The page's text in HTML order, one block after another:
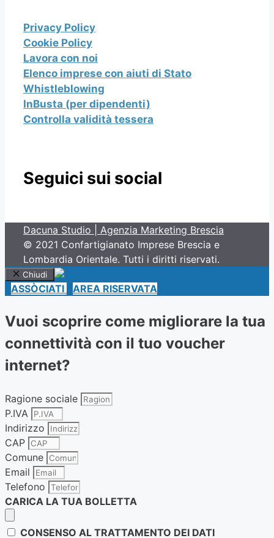
Privacy Policy
Cookie Policy
Lavora con noi
Elenco imprese con aiuti di Stato
Whistleblowing
InBusta (per dipendenti)
Controlla validità tessera
Seguici sui social
Dacuna Studio | Agenzia Marketing Brescia
© 2021 Confartigianato Imprese Brescia e
Lombardia Orientale. Tutti i diritti riservati.
Chiudi
ASSÒCIATI AREA RISERVATA
Vuoi scoprire come migliorare la tua
connettività con il tuo voucher
internet?
Ragione sociale
P.IVA
Indirizzo
CAP
Comune
Email
Telefono
CARICA LA TUA BOLLETTA
CONSENSO AL TRATTAMENTO DEI DATI